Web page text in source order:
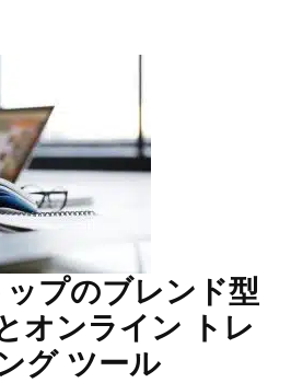
プのブレンド型
オンライン トレ
グ ツール